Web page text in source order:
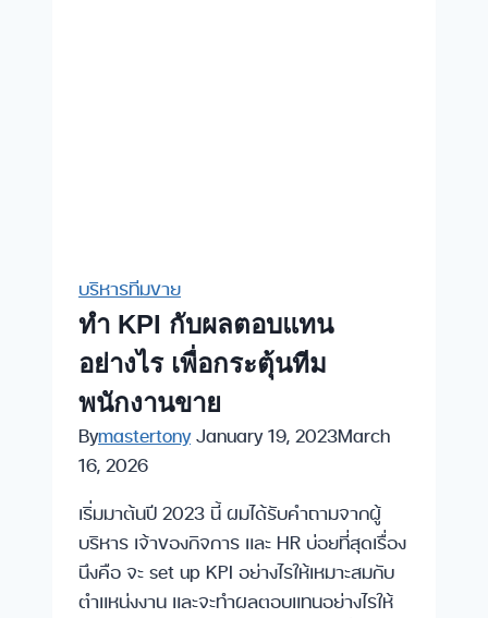
บริหารทีมขาย
ทำ KPI กับผลตอบแทน
อย่างไร เพื่อกระตุ้นทีม
พนักงานขาย
Bymastertony January 19, 2023March
16, 2026
เริ่มมาต้นปี 2023 นี้ ผมได้รับคำถามจากผู้
บริหาร เจ้าของกิจการ และ HR บ่อยที่สุดเรื่อง
นึงคือ จะ set up KPI อย่างไรให้เหมาะสมกับ
ตำแหน่งงาน และจะทำผลตอบแทนอย่างไรให้